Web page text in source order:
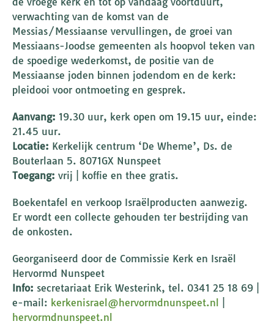
verwachting van de komst van de
Messias/Messiaanse vervullingen, de groei van
Messiaans-Joodse gemeenten als hoopvol teken van
de spoedige wederkomst, de positie van de
Messiaanse joden binnen jodendom en de kerk:
pleidooi voor ontmoeting en gesprek.
Aanvang: 19.30 uur, kerk open om 19.15 uur, einde:
21.45 uur.
Locatie: Kerkelijk centrum ‘De Wheme’, Ds. de
Bouterlaan 5. 8071GX Nunspeet
Toegang: vrij | koffie en thee gratis.
Boekentafel en verkoop Israëlproducten aanwezig.
Er wordt een collecte gehouden ter bestrijding van
de onkosten.
Georganiseerd door de Commissie Kerk en Israël
Hervormd Nunspeet
Info: secretariaat Erik Westerink, tel. 0341 25 18 69 |
e-mail: kerkenisrael@hervormdnunspeet.nl
hervormdnunspeet.nl